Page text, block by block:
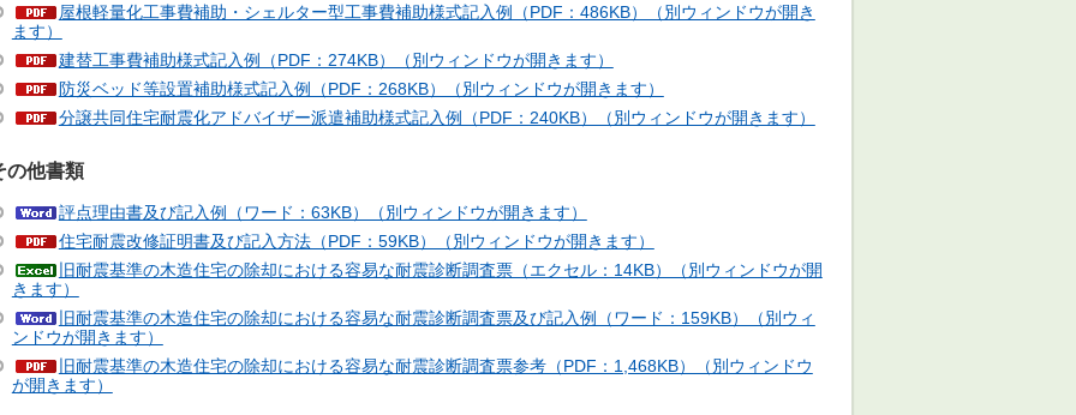
屋根軽量化工事費補助・シェルター型工事費補助様式記入例（PDF：486KB）（別ウィンドウが開き
ます）
建替工事費補助様式記入例（PDF：274KB）（別ウィンドウが開きます）
防災ベッド等設置補助様式記入例（PDF：268KB）（別ウィンドウが開きます）
分譲共同住宅耐震化アドバイザー派遣補助様式記入例（PDF：240KB）（別ウィンドウが開きます）
の他書類
評点理由書及び記入例（ワード：63KB）（別ウィンドウが開きます）
住宅耐震改修証明書及び記入方法（PDF：59KB）（別ウィンドウが開きます）
旧耐震基準の木造住宅の除却における容易な耐震診断調査票（エクセル：14KB）（別ウィンドウが開
きます）
旧耐震基準の木造住宅の除却における容易な耐震診断調査票及び記入例（ワード：159KB）（別ウィ
ンドウが開きます）
旧耐震基準の木造住宅の除却における容易な耐震診断調査票参考（PDF：1,468KB）（別ウィンドウ
が開きます）